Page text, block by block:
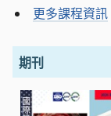
更多課程資訊
期刊